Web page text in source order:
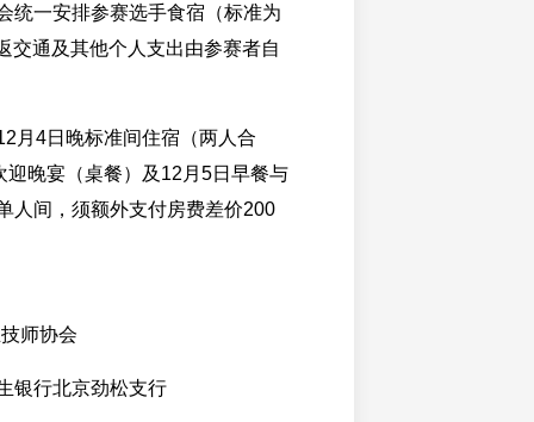
统一安排参赛选手食宿（标准为
交通及其他个人支出由参赛者自
月4日晚标准间住宿（两人合
迎晚宴（桌餐）及12月5日早餐与
人间，须额外支付房费差价200
师协会
银行北京劲松支行